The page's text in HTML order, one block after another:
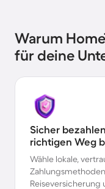
Warum
für deine
Sicher
richtigen Weg
Wähle lokale,
Reiseversicherung